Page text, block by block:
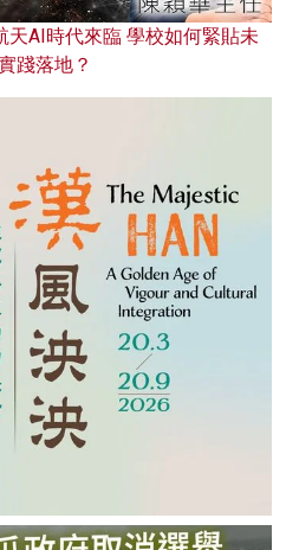
AI時代來臨 學校如何緊貼未
踐落地？